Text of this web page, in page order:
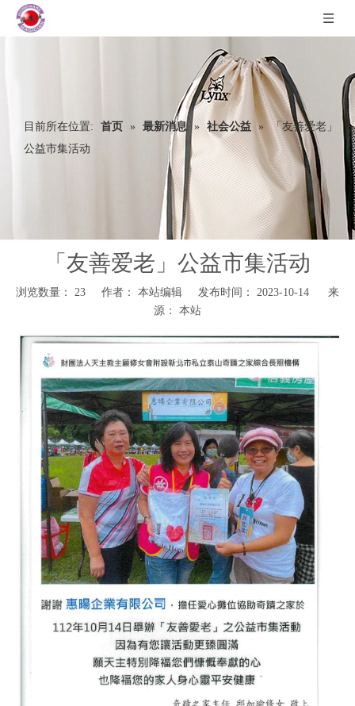
目前所在位置: 首页 » 最新消息 » 社会公益 »
「友善爱老」
公益市集活动
「友善爱老」公益市集活动
浏览数量： 23 作者： 本站编辑 发布时间： 2023-10-14 来
源： 本站